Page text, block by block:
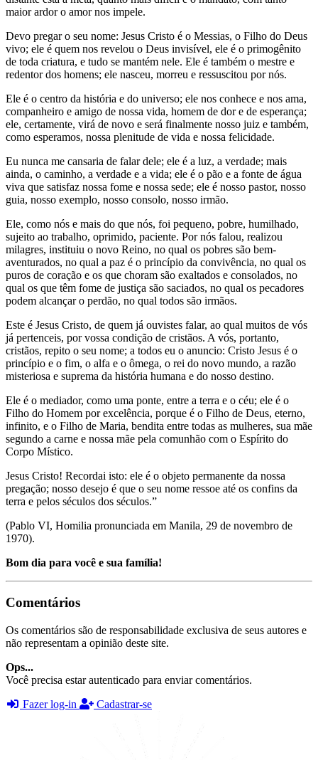
maior ardor o amor nos impele.
Devo pregar o seu nome: Jesus Cristo é o Messias, o Filho do Deus
vivo; ele é quem nos revelou o Deus invisível, ele é o primogênito
de toda criatura, e tudo se mantém nele. Ele é também o mestre e
redentor dos homens; ele nasceu, morreu e ressuscitou por nós.
Ele é o centro da história e do universo; ele nos conhece e nos ama,
companheiro e amigo de nossa vida, homem de dor e de esperança;
ele, certamente, virá de novo e será finalmente nosso juiz e também,
como esperamos, nossa plenitude de vida e nossa felicidade.
Eu nunca me cansaria de falar dele; ele é a luz, a verdade; mais
ainda, o caminho, a verdade e a vida; ele é o pão e a fonte de água
viva que satisfaz nossa fome e nossa sede; ele é nosso pastor, nosso
guia, nosso exemplo, nosso consolo, nosso irmão.
Ele, como nós e mais do que nós, foi pequeno, pobre, humilhado,
sujeito ao trabalho, oprimido, paciente. Por nós falou, realizou
milagres, instituiu o novo Reino, no qual os pobres são bem-
aventurados, no qual a paz é o princípio da convivência, no qual os
puros de coração e os que choram são exaltados e consolados, no
qual os que têm fome de justiça são saciados, no qual os pecadores
podem alcançar o perdão, no qual todos são irmãos.
Este é Jesus Cristo, de quem já ouvistes falar, ao qual muitos de vós
já pertenceis, por vossa condição de cristãos. A vós, portanto,
cristãos, repito o seu nome; a todos eu o anuncio: Cristo Jesus é o
princípio e o fim, o alfa e o ômega, o rei do novo mundo, a razão
misteriosa e suprema da história humana e do nosso destino.
Ele é o mediador, como uma ponte, entre a terra e o céu; ele é o
Filho do Homem por excelência, porque é o Filho de Deus, eterno,
infinito, e o Filho de Maria, bendita entre todas as mulheres, sua mãe
segundo a carne e nossa mãe pela comunhão com o Espírito do
Corpo Místico.
Jesus Cristo! Recordai isto: ele é o objeto permanente da nossa
pregação; nosso desejo é que o seu nome ressoe até os confins da
terra e pelos séculos dos séculos.”
(Pablo VI, Homilia pronunciada em Manila, 29 de novembro de
1970).
Bom dia para você e sua família!
Comentários
Os comentários são de responsabilidade exclusiva de seus autores e
não representam a opinião deste site.
Ops...
Você precisa estar autenticado para enviar comentários.
Fazer log-in
Cadastrar-se